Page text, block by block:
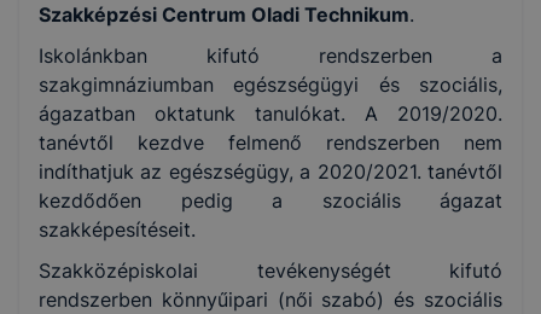
Szakképzési Centrum Oladi Technikum.
Iskolánkban kifutó rendszerben a
szakgimnáziumban egészségügyi és szociális,
ágazatban oktatunk tanulókat. A 2019/2020.
tanévtől kezdve felmenő rendszerben nem
indíthatjuk az egészségügy, a 2020/2021. tanévtől
kezdődően pedig a szociális ágazat
szakképesítéseit.
Szakközépiskolai tevékenységét kifutó
rendszerben könnyűipari (női szabó) és szociális